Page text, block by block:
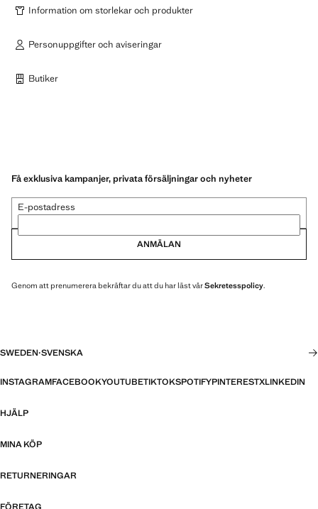
Information om storlekar och produkter
Personuppgifter och aviseringar
Butiker
Få exklusiva kampanjer, privata försäljningar och nyheter
E-postadress
ANMÄLAN
Genom att prenumerera bekräftar du att du har läst vårSekretesspolicy.
SWEDEN·SVENSKA
INSTAGRAMFACEBOOKYOUTUBETIKTOKSPOTIFYPINTERESTXLINKEDIN
HJÄLP
MINA KÖP
RETURNERINGAR